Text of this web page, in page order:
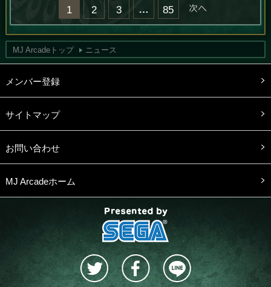
1 2 3 … 85
MJ Arcadeトップ ニュース
メンバー登録
サイトマップ
お問い合わせ
MJ Arcadeホーム